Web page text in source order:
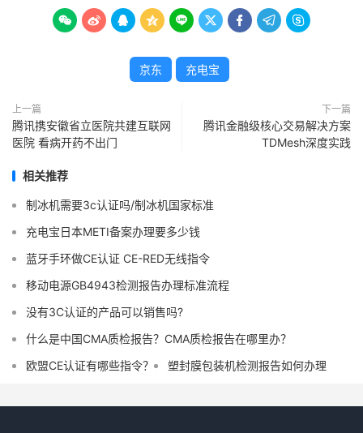
        
京东 充电宝
上一篇
腾讯携安徽省立医院共建互联网
医院 看病开药不出门
下一篇
腾讯金融级核心交易解决方案
TDMesh深度实践
相关推荐
制冰机需要3c认证吗/制冰机国家标准
充电宝日本METI备案办理要多少钱
蓝牙手环做CE认证 CE-RED无线指令
移动电源GB4943检测报告办理标准流程
没有3C认证的产品可以销售吗?
什么是中国CMA质检报告？CMA质检报告在哪里办？
欧盟CE认证有哪些指令？
塑封膜包装机检测报告如何办理